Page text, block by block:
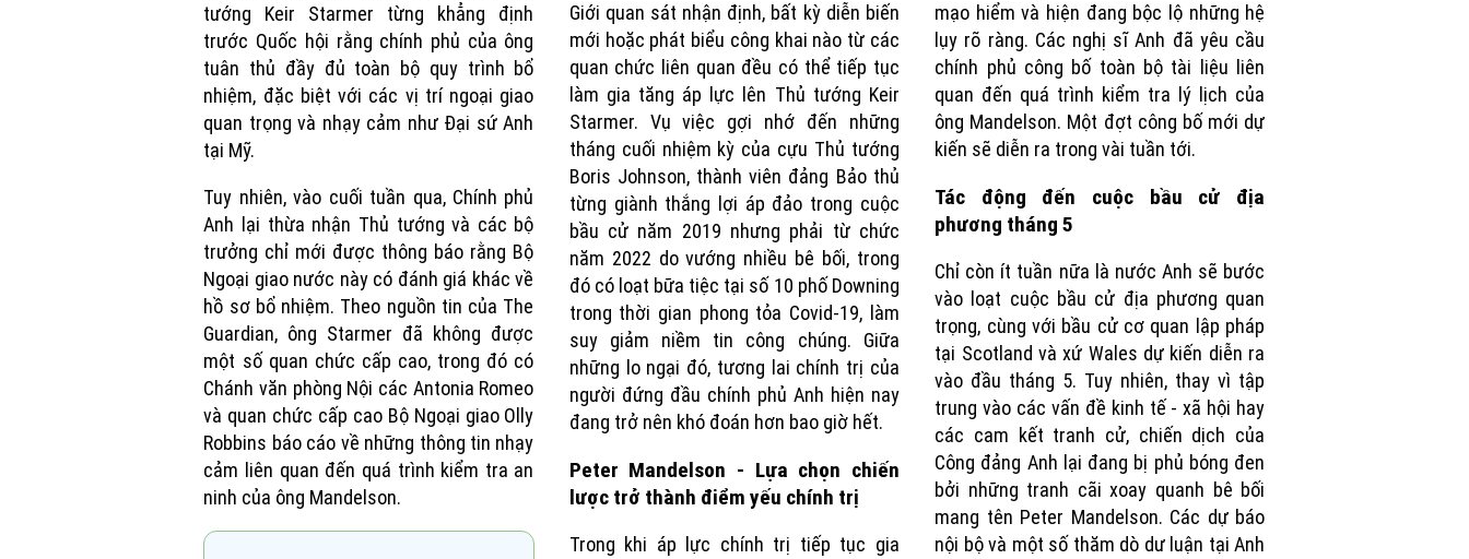
tướng Keir Starmer từng khẳng định
trước Quốc hội rằng chính phủ của ông
tuân thủ đầy đủ toàn bộ quy trình bổ
nhiệm, đặc biệt với các vị trí ngoại giao
quan trọng và nhạy cảm như Đại sứ Anh
tại Mỹ.
Tuy nhiên, vào cuối tuần qua, Chính phủ
Anh lại thừa nhận Thủ tướng và các bộ
trưởng chỉ mới được thông báo rằng Bộ
Ngoại giao nước này có đánh giá khác về
hồ sơ bổ nhiệm. Theo nguồn tin của The
Guardian, ông Starmer đã không được
một số quan chức cấp cao, trong đó có
Chánh văn phòng Nội các Antonia Romeo
và quan chức cấp cao Bộ Ngoại giao Olly
Robbins báo cáo về những thông tin nhạy
cảm liên quan đến quá trình kiểm tra an
ninh của ông Mandelson.
Giới quan sát nhận định, bất kỳ diễn biến
mới hoặc phát biểu công khai nào từ các
quan chức liên quan đều có thể tiếp tục
làm gia tăng áp lực lên Thủ tướng Keir
Starmer. Vụ việc gợi nhớ đến những
tháng cuối nhiệm kỳ của cựu Thủ tướng
Boris Johnson, thành viên đảng Bảo thủ
từng giành thắng lợi áp đảo trong cuộc
bầu cử năm 2019 nhưng phải từ chức
năm 2022 do vướng nhiều bê bối, trong
đó có loạt bữa tiệc tại số 10 phố Downing
trong thời gian phong tỏa Covid-19, làm
suy giảm niềm tin công chúng. Giữa
những lo ngại đó, tương lai chính trị của
người đứng đầu chính phủ Anh hiện nay
đang trở nên khó đoán hơn bao giờ hết.
Peter Mandelson - Lựa chọn chiến
lược trở thành điểm yếu chính trị
Trong khi áp lực chính trị tiếp tục gia
mạo hiểm và hiện đang bộc lộ những hệ
lụy rõ ràng. Các nghị sĩ Anh đã yêu cầu
chính phủ công bố toàn bộ tài liệu liên
quan đến quá trình kiểm tra lý lịch của
ông Mandelson. Một đợt công bố mới dự
kiến sẽ diễn ra trong vài tuần tới.
Tác động đến cuộc bầu cử địa
phương tháng 5
Chỉ còn ít tuần nữa là nước Anh sẽ bước
vào loạt cuộc bầu cử địa phương quan
trọng, cùng với bầu cử cơ quan lập pháp
tại Scotland và xứ Wales dự kiến diễn ra
vào đầu tháng 5. Tuy nhiên, thay vì tập
trung vào các vấn đề kinh tế - xã hội hay
các cam kết tranh cử, chiến dịch của
Công đảng Anh lại đang bị phủ bóng đen
bởi những tranh cãi xoay quanh bê bối
mang tên Peter Mandelson. Các dự báo
nội bộ và một số thăm dò dư luận tại Anh